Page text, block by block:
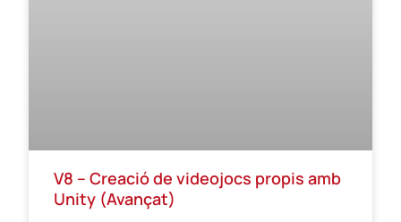
V8 – Creació de videojocs propis amb
Unity (Avançat)